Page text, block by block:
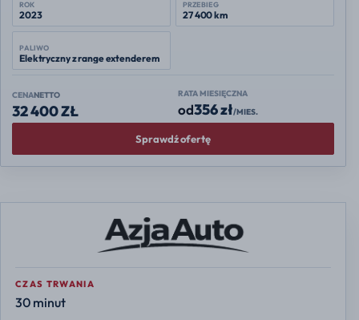
ROK
2023
PRZEBIEG
27 400 km
PALIWO
Elektryczny z range extenderem
CENANETTO
32 400 ZŁ
RATA MIESIĘCZNA
od356 zł/MIES.
Sprawdź ofertę
CZAS TRWANIA
30 minut